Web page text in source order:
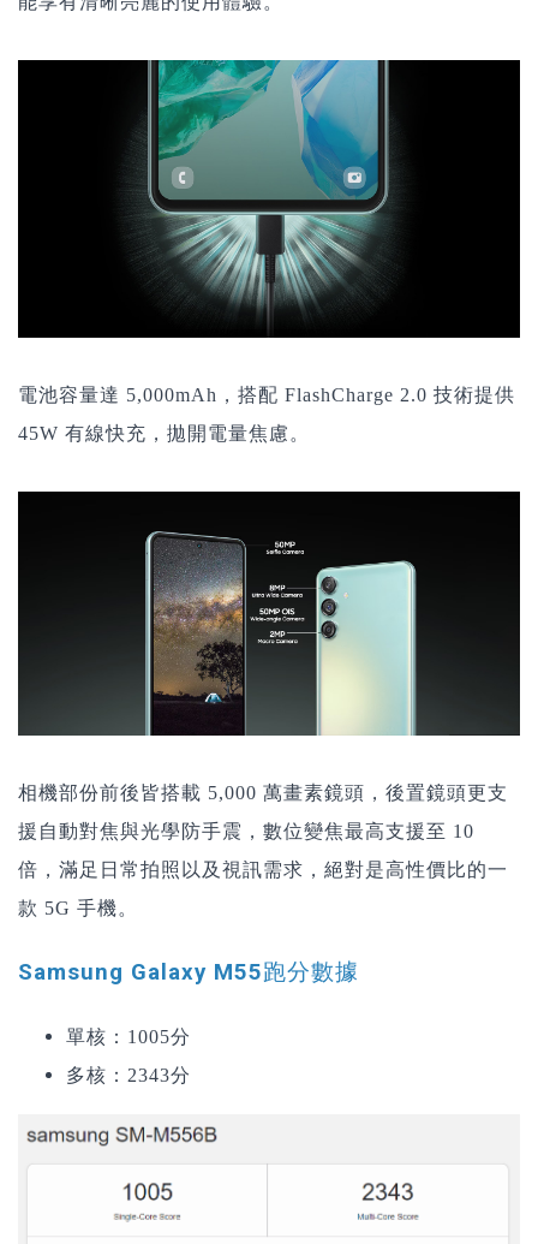
電池容量達 5,000mAh，搭配 FlashCharge 2.0 技術提供
45W 有線快充，拋開電量焦慮。
相機部份前後皆搭載 5,000 萬畫素鏡頭，後置鏡頭更支
援自動對焦與光學防手震，數位變焦最高支援至 10
倍，滿足日常拍照以及視訊需求，絕對是高性價比的一
款 5G 手機。
Samsung Galaxy M55跑分數據
單核：1005分
多核：2343分